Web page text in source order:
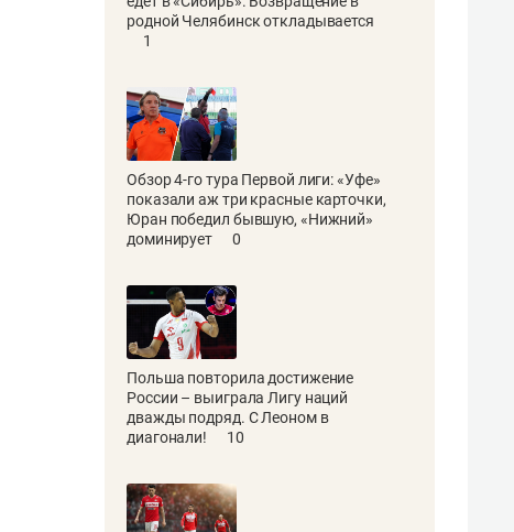
родной Челябинск откладывается
1
Обзор 4-го тура Первой лиги: «Уфе»
показали аж три красные карточки,
Юран победил бывшую, «Нижний»
доминирует
0
Польша повторила достижение
России – выиграла Лигу наций
дважды подряд. С Леоном в
диагонали!
10